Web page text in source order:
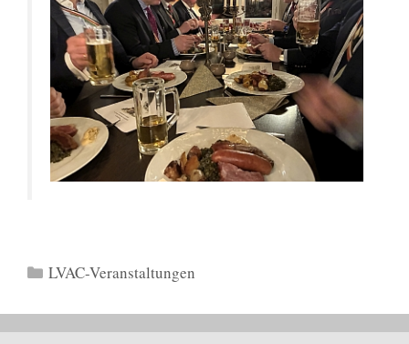
Kategorien
LVAC-Veranstaltungen